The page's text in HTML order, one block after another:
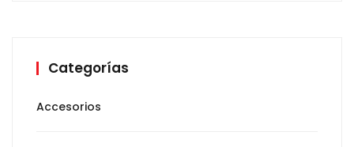
Categorías
Accesorios